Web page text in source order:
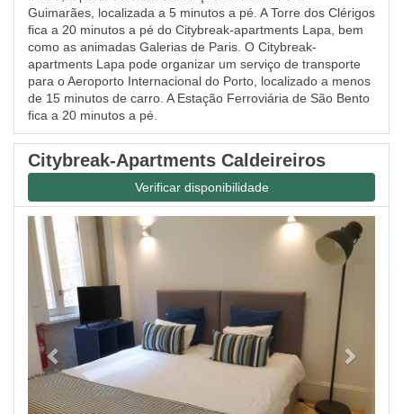
Guimarães, localizada a 5 minutos a pé. A Torre dos Clérigos
fica a 20 minutos a pé do Citybreak-apartments Lapa, bem
como as animadas Galerias de Paris. O Citybreak-
apartments Lapa pode organizar um serviço de transporte
para o Aeroporto Internacional do Porto, localizado a menos
de 15 minutos de carro. A Estação Ferroviária de São Bento
fica a 20 minutos a pé.
Citybreak-Apartments Caldeireiros
Verificar disponibilidade
Previous Next